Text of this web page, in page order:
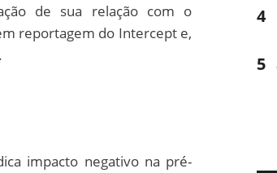
de sua relação com o
reportagem do Intercept e,
impacto negativo na pré-
4
5